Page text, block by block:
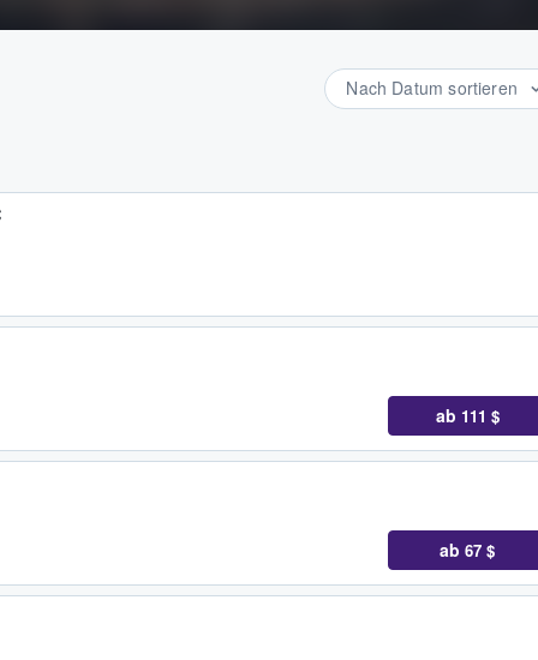
Nach Datum sortieren
ab 111 $
ab 67 $